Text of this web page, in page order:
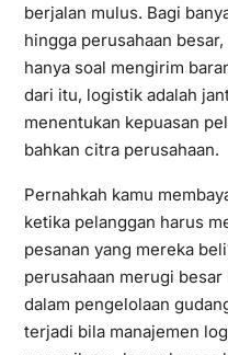
berjalan mulus. Bagi
hingga perusahaan
hanya soal mengirim
dari itu, logistik adalah
menentukan kepuasan
bahkan citra perusahaan.
Pernahkah kamu
ketika pelanggan harus
pesanan yang mereka
perusahaan merugi
dalam pengelolaan
terjadi bila manajemen